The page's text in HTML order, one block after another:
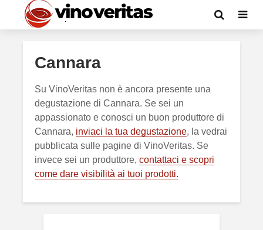
Cannara
Su VinoVeritas non è ancora presente una
degustazione di Cannara. Se sei un
appassionato e conosci un buon produttore di
Cannara, inviaci la tua degustazione, la vedrai
pubblicata sulle pagine di VinoVeritas. Se
invece sei un produttore, contattaci e scopri
come dare visibilità ai tuoi prodotti.